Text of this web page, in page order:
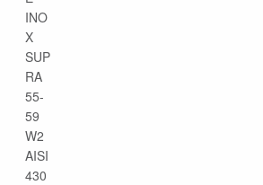
INO
X
SUP
RA
55-
59
W2
AISI
430